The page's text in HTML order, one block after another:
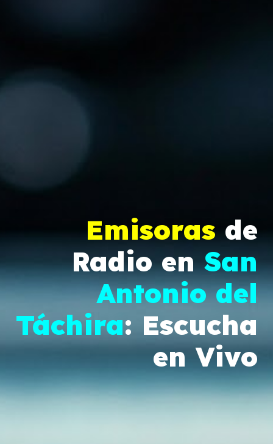
Emisoras de
Radio enSan
Antonio del
Táchira: Escucha
en Vivo